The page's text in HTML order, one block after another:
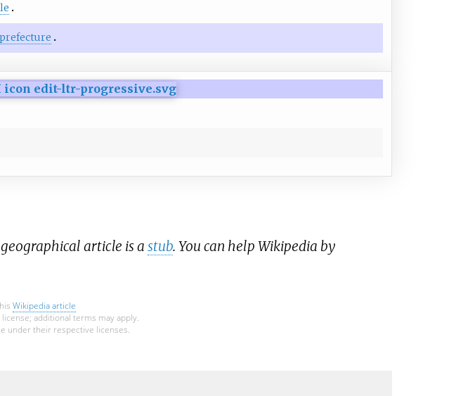
geographical article is a stub. You can help Wikipedia by
Wikipedia article
license; additional terms may apply.
under their respective licenses.